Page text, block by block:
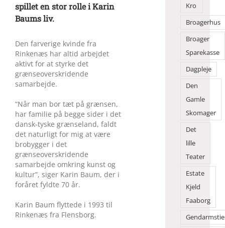
spillet en stor rolle i Karin
Baums liv.
Den farverige kvinde fra
Rinkenæs har altid arbejdet
aktivt for at styrke det
grænseoverskridende
samarbejde.
“Når man bor tæt på grænsen,
har familie på begge sider i det
dansk-tyske grænseland, faldt
det naturligt for mig at være
brobygger i det
grænseoverskridende
samarbejde omkring kunst og
kultur”, siger Karin Baum, der i
foråret fyldte 70 år.
Karin Baum flyttede i 1993 til
Rinkenæs fra Flensborg.
Kro
Broagerhus
Broager
Sparekasse
Dagpleje
Den
Gamle
Skomager
Det
lille
Teater
Estate
Kjeld
Faaborg